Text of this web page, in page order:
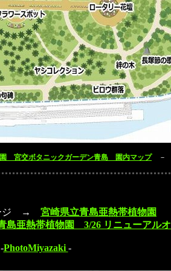
宮交ボタニックガーデン青島 園内マップ－
ージ → 宮崎県立青島亜熱帯植物園
島亜熱帯植物園 3/26 リニューアル
-PhotoMiyazaki -